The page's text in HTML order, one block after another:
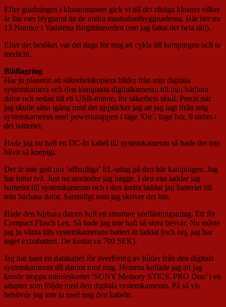
Efter guidningen i klostermuseet gick vi till det riktiga klostret vilket
är lite mer blygsamt än de andra mastodontbyggnaderna. Här bor nu
13 Nunnor i Vadstena Birgittineorden (om jag fattat det hela rätt).
Efter det besöket var det dags för mig att cykla till kampingen och ta
medicin.
Bildlagring
Har ju planerat att säkerhetskopiera bilder från min digitala
systemkamera och den kompakta digitalkameran till min bärbara
dator och sedan till ett USB-minne, för säkerhets skull. Precis när
jag skulle sätta igång med det upptäcker jag att jag lagt ifrån mig
systemkameran med powerknappen i läge ’On’. Inge bra, 0 ström i
det batteriet.
Hade jag nu haft en DC-In kabel till systemkameran så hade det inte
blivit så knepigt.
Det är inte gott om ’offentliga’ EL-uttag på den här kampingen. Jag
har hittat två. Just nu använder jag bägge. I den ena laddar jag
batteriet till systemkameran och i den ändra laddar jag batteriet till
min bärbara dator. Samtidigt som jag skriver det här.
Hade den bärbara datorn haft ett smartare kortläsningsuttag. Ett för
Compact Flasch t.ex. Så hade jag inte haft så stora besvär. Nu måste
jag ju vänta tills systemkamerans batteri är laddat (och nej, jag har
inget extrabatteri. De kostar ca 700 SEK).
Jag har bara en datakabel för överföring av bilder från den digitala
systemkameran till datorn med mig. Hemma kollade jag att jag
kunde stoppa minneskortet ’SONY Memory STICK PRO Duo’ i en
adapter som följde med den digitala systemkameran. På så vis
behövde jag inte ta med mig den kabeln.